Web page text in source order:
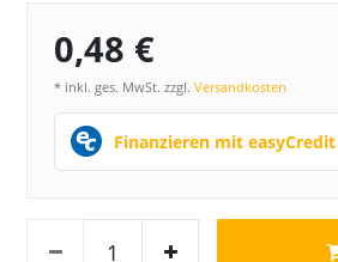
0,48 €
* inkl. ges. MwSt. zzgl.Versandkosten
Finanzieren mit easyCredit